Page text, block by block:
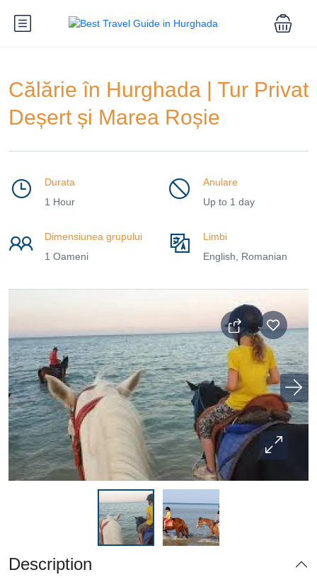
Călărie în Hurghada | Tur Privat
Deșert și Marea Roșie
Durata
1 Hour
Anulare
Up to 1 day
Dimensiunea grupului
1 Oameni
Limbi
English, Romanian
Description